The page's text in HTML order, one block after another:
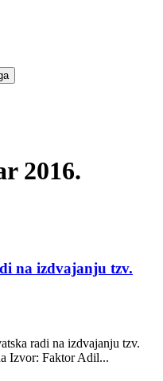
2016.
na izdvajanju tzv.
radi na izdvajanju tzv.
Izvor: Faktor Adil...